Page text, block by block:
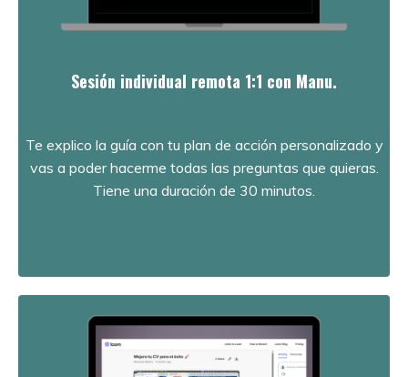
Sesión individual remota 1:1 con Manu.
Te explico la guía con tu plan de acción personalizado y
vas a poder hacerme todas las preguntas que quieras.
Tiene una duración de 30 minutos.